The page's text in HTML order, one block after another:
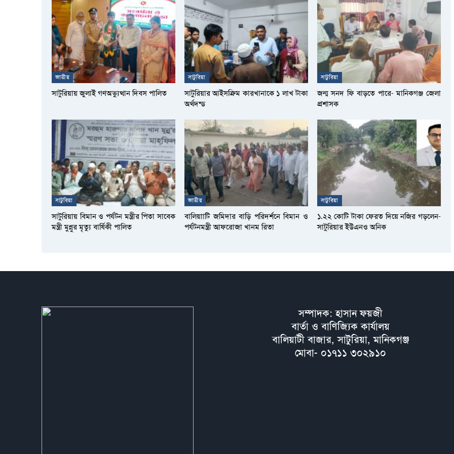
জাতীয়
সাটুরিয়ায় জুলাই গণঅভ্যুত্থান দিবস পালিত
সাটুরিয়া
সাটুরিয়ার আইসক্রিম কারখানাকে ১ লাখ টাকা
অর্থদন্ড
সাটুরিয়া
জন্ম সনদ ফি বাড়তে পারে- মানিকগঞ্জ জেলা
প্রশাসক
সাটুরিয়া
সাটুরিয়ায় বিমান ও পর্যটন মন্ত্রীর পিতা সাবেক
মন্ত্রী মুন্নুর মৃত্যু বার্ষিকী পালিত
জাতীয়
বালিয়াাটি জমিদার বাড়ি পরিদর্শনে বিমান ও
পর্যটনমন্ত্রী আফরোজা খানম রিতা
সাটুরিয়া
১.২২ কোটি টাকা ফেরত দিয়ে নজির গড়লেন-
সাটুরিয়ার ইউএনও অনিক
সম্পাদক: হাসান ফয়জী
বার্তা ও বাণিজ্যিক কার্যালয়
বালিয়াটী বাজার, সাটুরিয়া, মানিকগঞ্জ
মোবা- ০১৭১১ ৩০২৯১০